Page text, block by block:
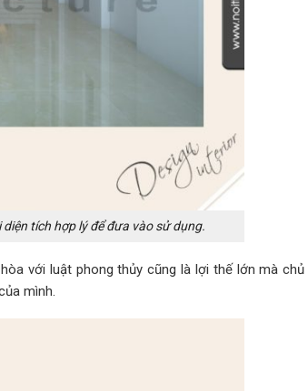
tích hợp lý để đưa vào sử dụng.
với luật phong thủy cũng là lợi thế lớn mà
mình.